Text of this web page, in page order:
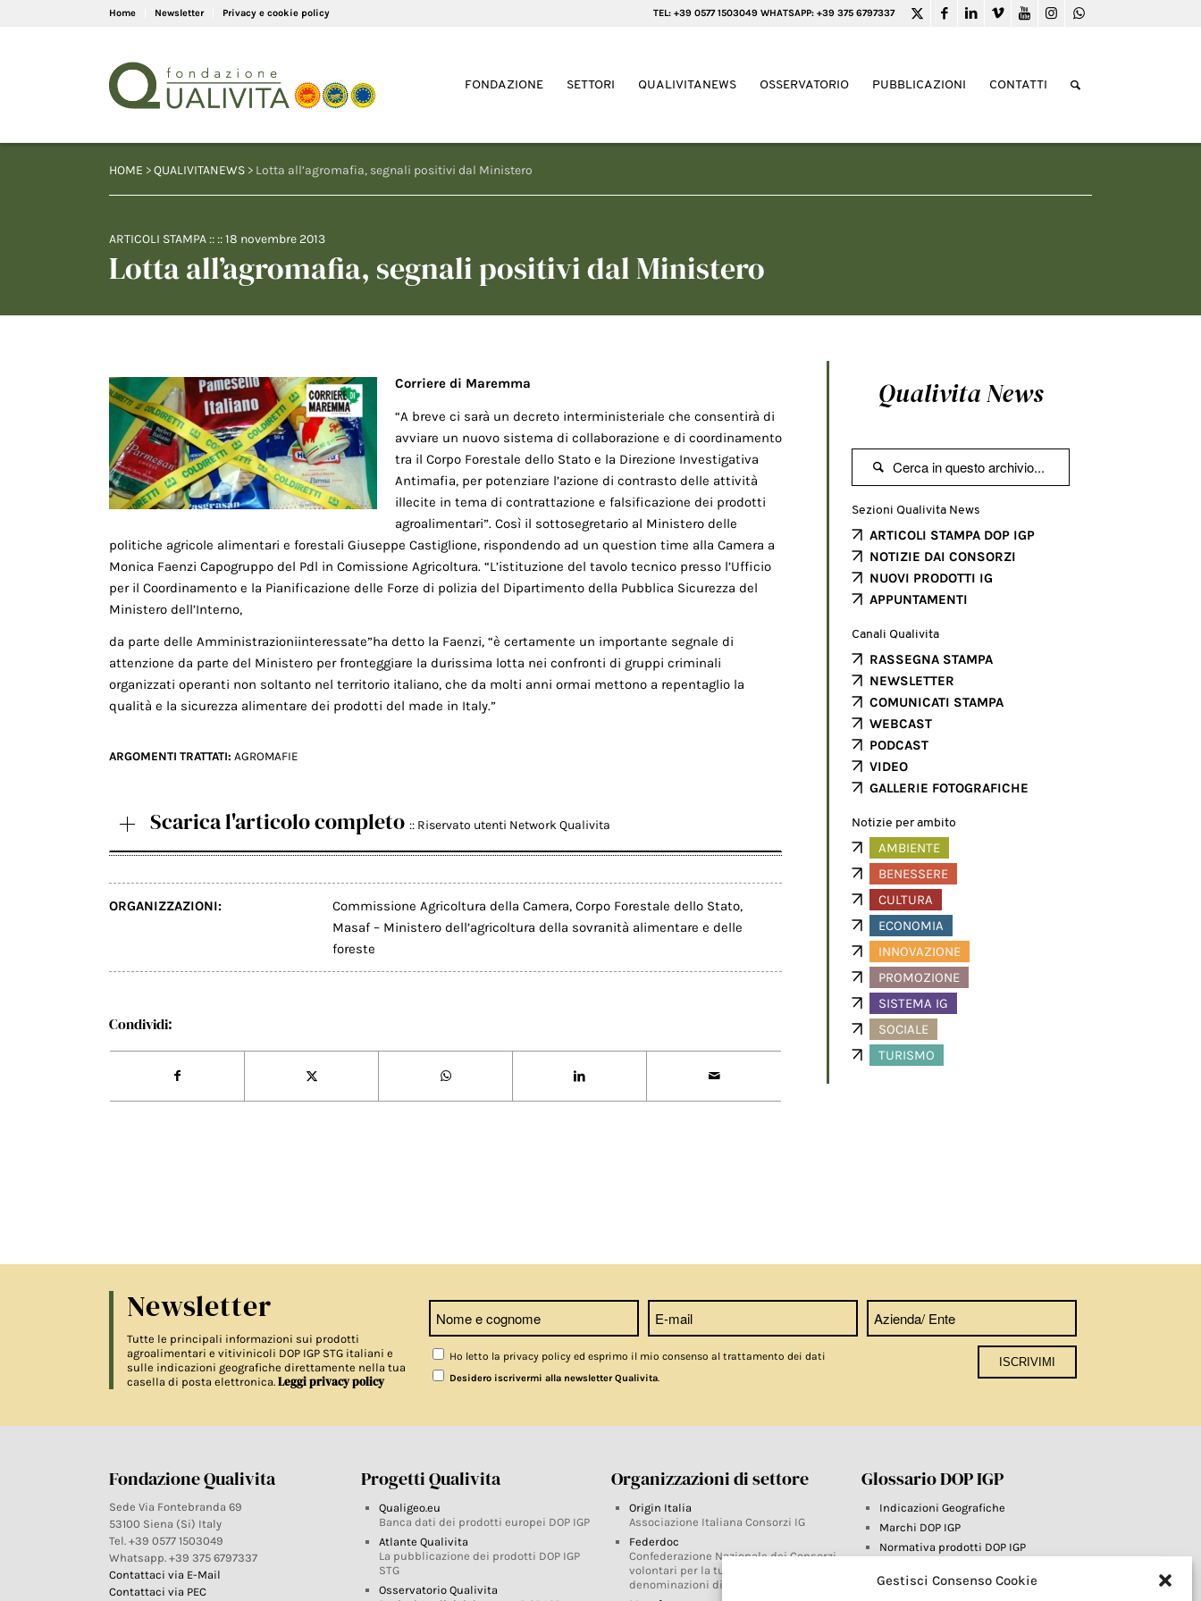
Gestisci Consenso Cookie
Home Newsletter Privacy e cookie policy TEL: +39 0577 1503049 WHATSAPP: +39 375 6797337
FONDAZIONE SETTORI QUALIVITANEWS OSSERVATORIO PUBBLICAZIONI CONTATTI
HOME >QUALIVITANEWS > Lotta all’agromafia, segnali positivi dal Ministero
ARTICOLI STAMPA :: ::18 novembre 2013
Lotta all’agromafia, segnali positivi dal Ministero
Corriere di Maremma
“A breve ci sarà un decreto interministeriale che consentirà di
avviare un nuovo sistema di collaborazione e di coordinamento
tra il Corpo Forestale dello Stato e la Direzione Investigativa
Antimafia, per potenziare l’azione di contrasto delle attività
illecite in tema di contrattazione e falsificazione dei prodotti
agroalimentari”. Così il sottosegretario al Ministero delle
politiche agricole alimentari e forestali Giuseppe Castiglione, rispondendo ad un question time alla Camera a
Monica Faenzi Capogruppo del Pdl in Comissione Agricoltura. “L’istituzione del tavolo tecnico presso l’Ufficio
per il Coordinamento e la Pianificazione delle Forze di polizia del Dipartimento della Pubblica Sicurezza del
Ministero dell’Interno,
da parte delle Amministrazioniinteressate”ha detto la Faenzi, “è certamente un importante segnale di
attenzione da parte del Ministero per fronteggiare la durissima lotta nei confronti di gruppi criminali
organizzati operanti non soltanto nel territorio italiano, che da molti anni ormai mettono a repentaglio la
qualità e la sicurezza alimentare dei prodotti del made in Italy.”
ARGOMENTI TRATTATI: AGROMAFIE
Scarica l'articolo completo :: Riservato utenti Network Qualivita
ORGANIZZAZIONI: Commissione Agricoltura della Camera, Corpo Forestale dello Stato,
Masaf – Ministero dell’agricoltura della sovranità alimentare e delle
foreste
Condividi:
Qualivita News

Sezioni Qualivita News
ARTICOLI STAMPA DOP IGP
NOTIZIE DAI CONSORZI
NUOVI PRODOTTI IG
APPUNTAMENTI
Canali Qualivita
RASSEGNA STAMPA
NEWSLETTER
COMUNICATI STAMPA
WEBCAST
PODCAST
VIDEO
GALLERIE FOTOGRAFICHE
Notizie per ambito
AMBIENTE
BENESSERE
CULTURA
ECONOMIA
INNOVAZIONE
PROMOZIONE
SISTEMA IG
SOCIALE
TURISMO
Newsletter
Tutte le principali informazioni sui prodotti
agroalimentari e vitivinicoli DOP IGP STG italiani e
sulle indicazioni geografiche direttamente nella tua
casella di posta elettronica. Leggi privacy policy
Ho letto la privacy policy ed esprimo il mio consenso al trattamento dei dati
Desidero iscrivermi alla newsletter Qualivita
Fondazione Qualivita
Sede Via Fontebranda 69
53100 Siena (Si) Italy
Tel. +39 0577 1503049
Whatsapp. +39 375 6797337
Contattaci via E-Mail
Contattaci via PEC
Progetti Qualivita
Qualigeo.eu
Banca dati dei prodotti europei DOP IGP
Atlante Qualivita
La pubblicazione dei prodotti DOP IGP
STG
Osservatorio Qualivita
Organizzazioni di settore
Origin Italia
Associazione Italiana Consorzi IG
Federdoc
Confederazione Nazionale dei Consorzi
volontari per la tutela delle
denominazioni di origine
Glossario DOP IGP
Indicazioni Geografiche
Marchi DOP IGP
Normativa prodotti DOP IGP
Farm To Fork e prodotti DOP IGP